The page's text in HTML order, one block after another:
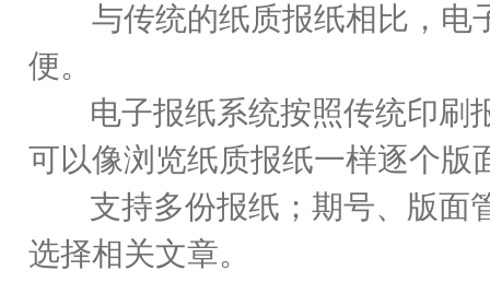
与传统的纸质报纸相比，电
便。
电子报纸系统按照传统印刷
可以像浏览纸质报纸一样逐个版
支持多份报纸；期号、版面
选择相关文章。